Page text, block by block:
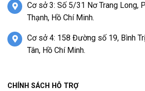
Cơ sở 3: Số 5/31 Nơ Trang Long,
Thạnh, Hồ Chí Minh.
Cơ sở 4: 158 Đường số 19, Bình
Tân, Hồ Chí Minh.
CHÍNH SÁCH HỖ TRỢ